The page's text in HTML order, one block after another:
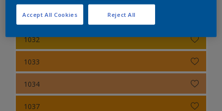
1028
1032
1033
1034
1037
Reject All
Accept All Cookies